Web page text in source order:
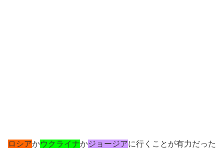
ロシアかウクライナかジョージアに行くことが有力だった